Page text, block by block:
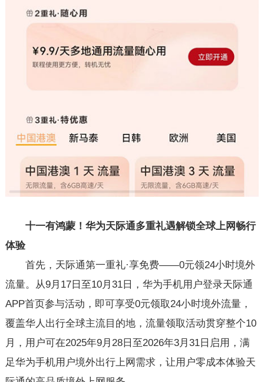
十一有鸿蒙！华为天际通多重礼遇解锁全球上网 畅行
体验
首先，天际通第一重礼·享免费——0元领24小时境外
流量。从9月17日至10月31日，华为手机用户登录天际通
APP首页参与活动，即可享受0元领取24小时境外流量，
覆盖华人出行全球主流目的地，流量领取活动贯穿整个10
月，用户可在2025年9月28日至2026年3月31日启用，满
足华为手机用户境外出行上网需求，让用户零成本体验天